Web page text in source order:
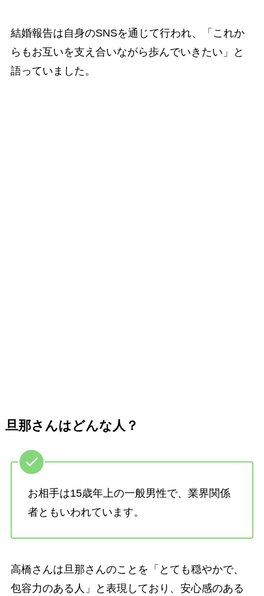
結婚報告は自身のSNSを通じて行われ、「これか
らもお互いを支え合いながら歩んでいきたい」と
語っていました。
旦那さんはどんな人？
お相手は15歳年上の一般男性で、業界関係
者ともいわれています。
高橋さんは旦那さんのことを「とても穏やかで、
包容力のある人」と表現しており、安心感のある